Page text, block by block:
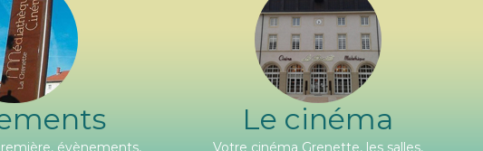
évènements,
Le cinéma
Votre cinéma Grenette, les salles,